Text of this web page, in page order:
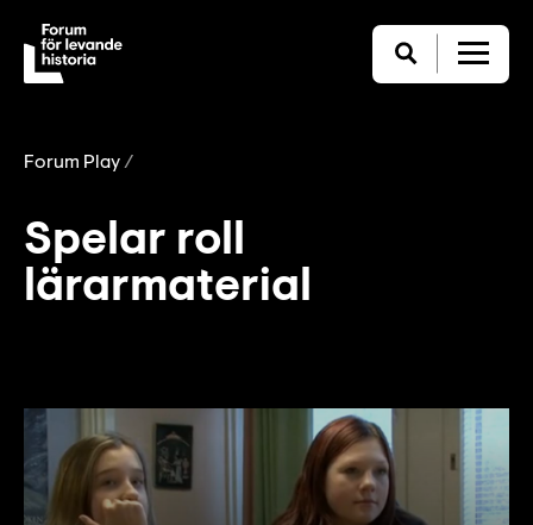
Forum Play
Spelar roll
lärarmaterial